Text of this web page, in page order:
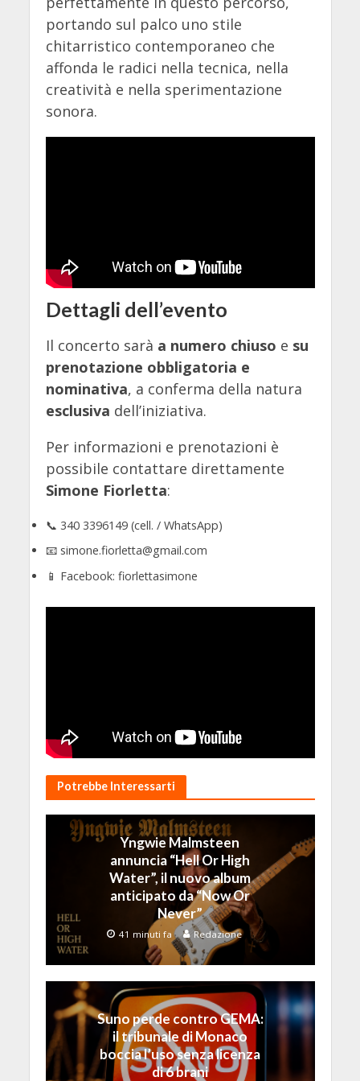
portando sul palco uno stile
chitarristico contemporaneo che
affonda le radici nella tecnica, nella
creatività e nella sperimentazione
sonora.
Dettagli dell’evento
Il concerto sarà a numero chiuso e su
prenotazione obbligatoria e
nominativa, a conferma della natura
esclusiva dell’iniziativa.
Per informazioni e prenotazioni è
possibile contattare direttamente
Simone Fiorletta:
📞 340 3396149 (cell. / WhatsApp)
📧 simone.fiorletta@gmail.com
📱 Facebook: fiorlettasimone
Potrebbe Interessarti
Yngwie Malmsteen
annuncia “Hell Or High
Water”, il nuovo album
anticipato da “Now Or
Never”
41 minuti fa Redazione
Suno perde contro GEMA:
il tribunale di Monaco
boccia l’uso senza licenza
di 6 brani